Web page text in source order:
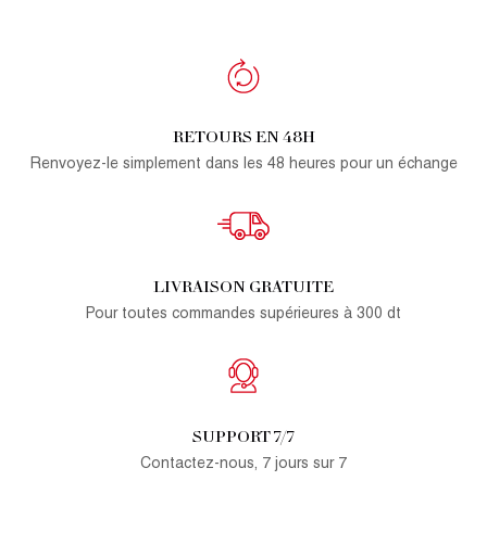
RETOURS EN 48H
Renvoyez-le simplement dans les 48 heures pour un échange
LIVRAISON GRATUITE
Pour toutes commandes supérieures à 300 dt
SUPPORT 7/7
Contactez-nous, 7 jours sur 7